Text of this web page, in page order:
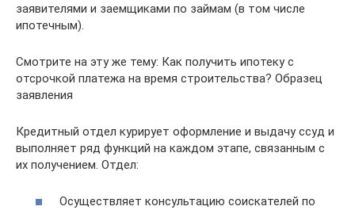
заявителями и заемщиками по займам (в том числе
ипотечным).
Смотрите на эту же тему: Как получить ипотеку с
отсрочкой платежа на время строительства? Образец
заявления
Кредитный отдел курирует оформление и выдачу ссуд и
выполняет ряд функций на каждом этапе, связанным с
их получением. Отдел:
Осуществляет консультацию соискателей по